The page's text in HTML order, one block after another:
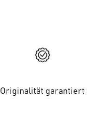
Originalität garantiert